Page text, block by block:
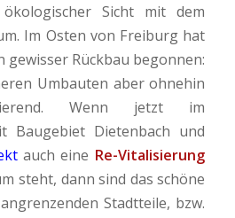
Sicht mit dem
Im Osten von Freiburg hat
gewisser Rückbau begonnen:
Umbauten aber ohnehin
Wenn jetzt im
Baugebiet Dietenbach und
auch eine Re-Vitalisierung
steht, dann sind das schöne
Stadtteile, bzw.